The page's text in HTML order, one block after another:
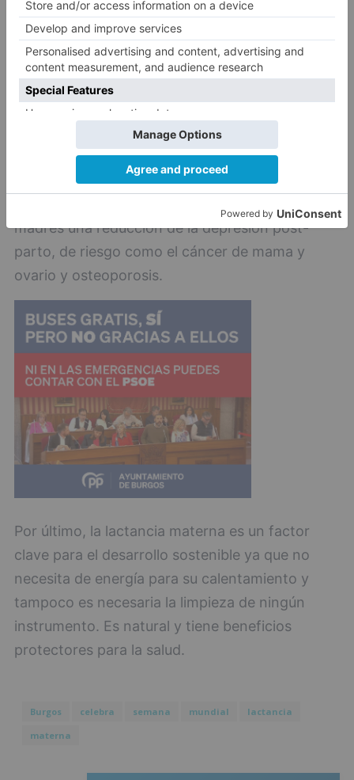
influencia de la lactancia materna en el menor
riesgo de muerte en niños y en el menor riesgo
de enfermedades infantiles por infección.
También hay estudios que reflejan que la leche
materna potencia las defensas del bebé frente a
las infecciones, con menor riesgo de
enfermedades auto-inmunes y enfermedades
atópicas y, además, un mayor desarrollo
madres una reducción de la depresión post-
parto, de riesgo como el cáncer de mama y
ovario y osteoporosis.
Por último, la lactancia materna es un factor
clave para el desarrollo sostenible ya que no
necesita de energía para su calentamiento y
tampoco es necesaria la limpieza de ningún
instrumento. Es natural y tiene beneficios
protectores para la salud.
Burgos celebra semana mundial
lactancia
materna